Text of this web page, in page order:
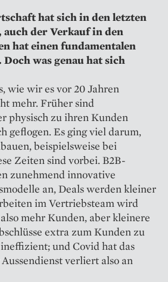
hat sich in den letzten
der Verkauf in den
hat einen fundamentalen
was genau hat sich
wie wir es vor 20 Jahren
mehr. Früher sind
physisch zu ihren Kunden
geflogen. Es ging viel darum,
beispielsweise bei
Zeiten sind vorbei. B2B-
zunehmend innovative
an, Deals werden kleiner
im Vertriebsteam wird
mehr Kunden, aber kleinere
extra zum Kunden zu
und Covid hat das
verliert also an